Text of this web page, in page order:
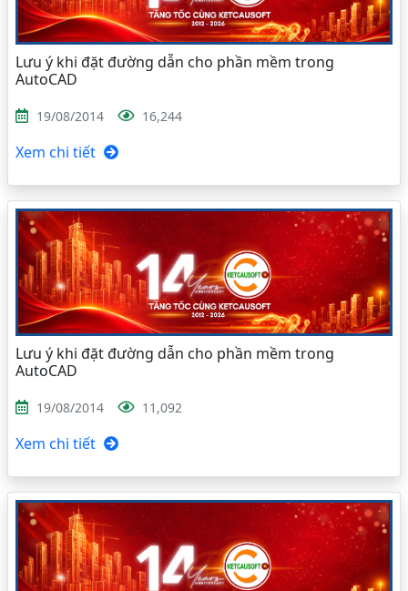
Lưu ý khi đặt đường dẫn cho phần mềm trong
AutoCAD
19/08/2014 16,244
Xem chi tiết
Lưu ý khi đặt đường dẫn cho phần mềm trong
AutoCAD
19/08/2014 11,092
Xem chi tiết